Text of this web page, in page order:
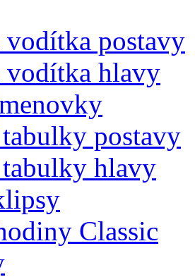
vodítka postavy
vodítka hlavy
postavy
hlavy
Classic